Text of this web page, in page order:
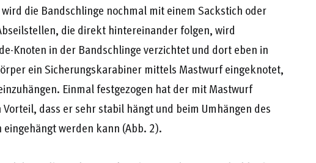
die Bandschlinge nochmal mit einem Sackstich oder
die direkt hintereinander folgen, wird
Knoten in der Bandschlinge verzichtet und dort eben in
ein Sicherungskarabiner mittels Mastwurf eingeknotet,
Einmal festgezogen hat der mit Mastwurf
dass er sehr stabil hängt und beim Umhängen des
werden kann (Abb. 2).